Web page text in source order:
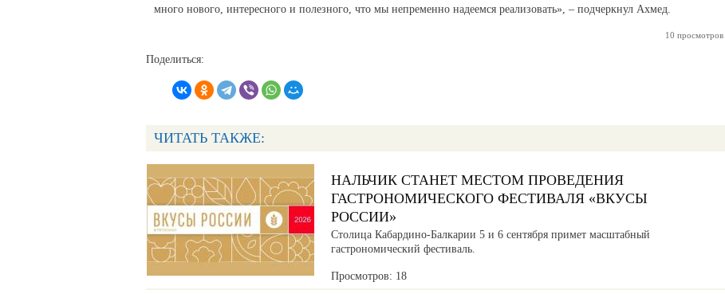
много нового, интересного и полезного, что мы непременно надеемся реализовать», – подчеркнул Ахмед.
10 просмотров
Поделиться:
ЧИТАТЬ ТАКЖЕ:
НАЛЬЧИК СТАНЕТ МЕСТОМ ПРОВЕДЕНИЯ
ГАСТРОНОМИЧЕСКОГО ФЕСТИВАЛЯ «ВКУСЫ
РОССИИ»
Столица Кабардино-Балкарии 5 и 6 сентября примет масштабный
гастрономический фестиваль.
Просмотров: 18